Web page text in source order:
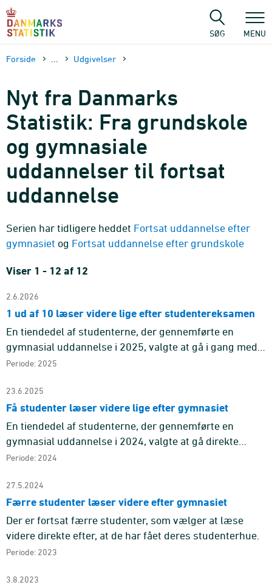
sidens
SØG MENU
Forside Udgivelser
Nyt fra Danmarks
Statistik: Fra grundskole
og gymnasiale
uddannelser til fortsat
uddannelse
Serien har tidligere heddet Fortsat uddannelse efter
gymnasiet og Fortsat uddannelse efter grundskole
Viser 1 - 12 af 12
2.6.2026
1 ud af 10 læser videre lige efter studentereksamen
En tiendedel af studenterne, der gennemførte en
gymnasial uddannelse i 2025, valgte at gå i gang med
en ny uddannelse efter sommerferien. Det er et
Periode: 2025
23.6.2025
Få studenter læser videre lige efter gymnasiet
En tiendedel af studenterne, der gennemførte en
gymnasial uddannelse i 2024, valgte at gå direkte
videre til en ny uddannelse.
Periode: 2024
27.5.2024
Færre studenter læser videre efter gymnasiet
Der er fortsat færre studenter, som vælger at læse
videre direkte efter, at de har fået deres studenterhue.
Periode: 2023
3.8.2023